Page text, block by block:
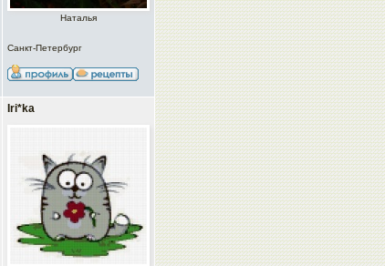
Наталья
Санкт-Петербург
Iri*ka